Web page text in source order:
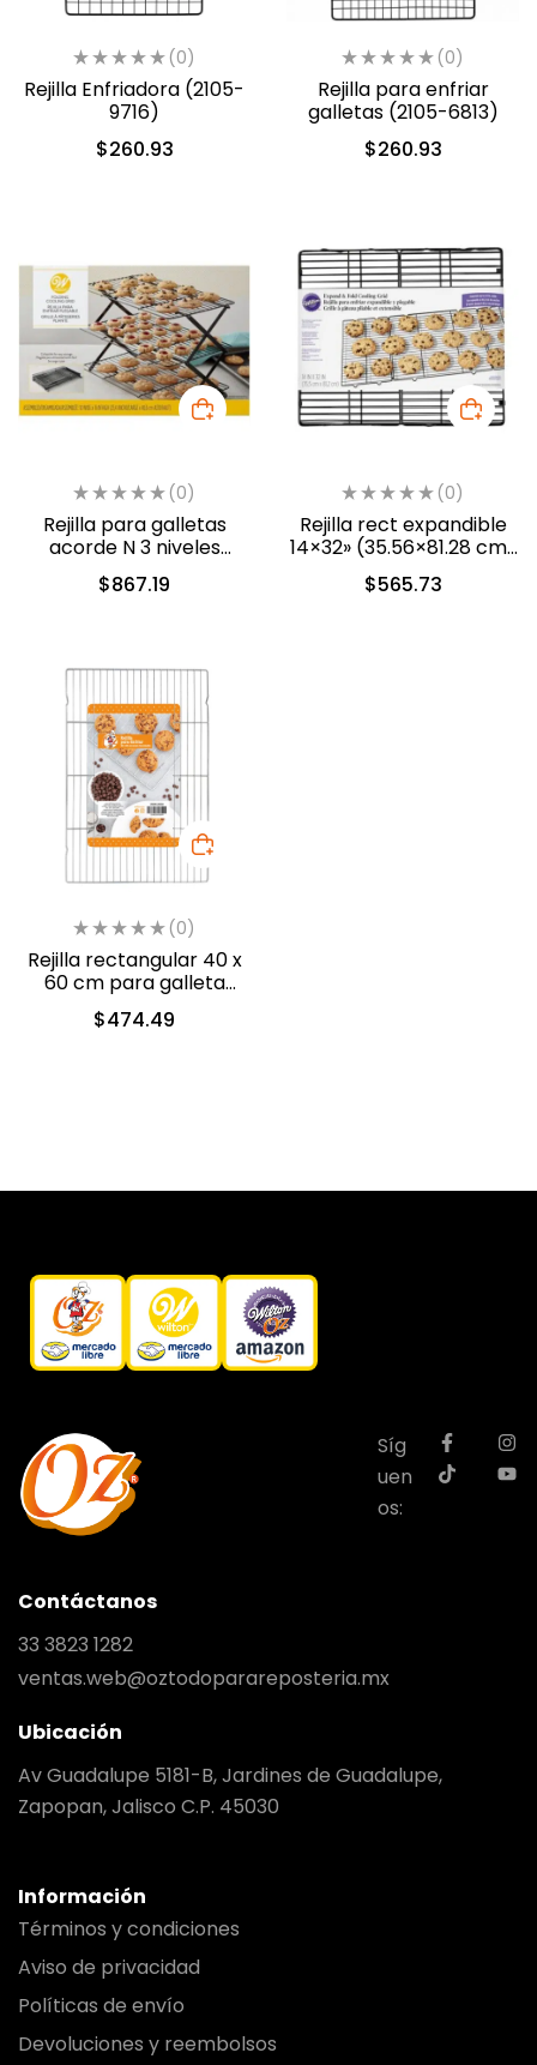
(0)
Rejilla Enfriadora (2105-
9716)
$260.93
(0)
Rejilla para enfriar
galletas (2105-6813)
$260.93
(0)
Rejilla para galletas
acorde N 3 niveles
(2105-8402)
$867.19
(0)
Rejilla rect expandible
14×32» (35.56×81.28 cm)
ANT (2105-0071)
$565.73
(0)
Rejilla rectangular 40 x
60 cm para galleta
(2505-2004)
$474.49
Síg
uen
os:
Contáctanos
33 3823 1282
ventas.web@oztodoparareposteria.mx
Ubicación
Av Guadalupe 5181-B, Jardines de Guadalupe,
Zapopan, Jalisco C.P. 45030
Información
Términos y condiciones
Aviso de privacidad
Políticas de envío
Devoluciones y reembolsos